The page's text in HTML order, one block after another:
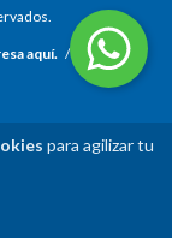
para agilizar tu
aquí. /
Botón de